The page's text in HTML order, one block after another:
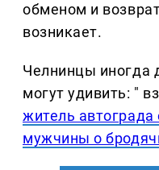
обменом и
возникает.
Челнинцы иногда
могут удивить: "
житель
мужчины о